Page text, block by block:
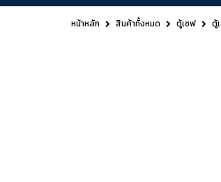
หน้าหลัก สินค้าทั้งหมด ตู้เซฟ ตู้